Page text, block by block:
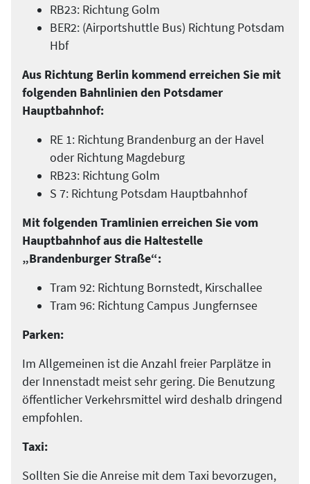
RB23: Richtung Golm
BER2: (Airportshuttle Bus) Richtung Potsdam
Hbf
Aus Richtung Berlin kommend erreichen Sie mit
folgenden Bahnlinien den Potsdamer
Hauptbahnhof:
RE 1: Richtung Brandenburg an der Havel
oder Richtung Magdeburg
RB23: Richtung Golm
S 7: Richtung Potsdam Hauptbahnhof
Mit folgenden Tramlinien erreichen Sie vom
Hauptbahnhof aus die Haltestelle
„Brandenburger Straße“:
Tram 92: Richtung Bornstedt, Kirschallee
Tram 96: Richtung Campus Jungfernsee
Parken:
Im Allgemeinen ist die Anzahl freier Parplätze in
der Innenstadt meist sehr gering. Die Benutzung
öffentlicher Verkehrsmittel wird deshalb dringend
empfohlen.
Taxi:
Sollten Sie die Anreise mit dem Taxi bevorzugen,